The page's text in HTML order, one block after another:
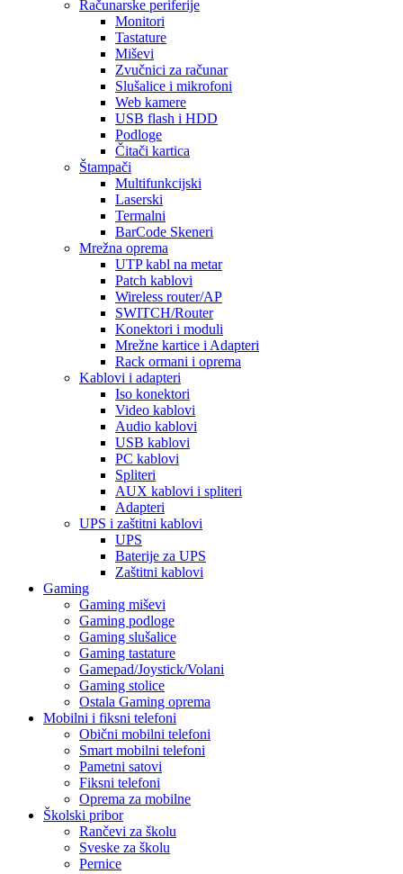
Računarske periferije
Monitori
Tastature
Miševi
Zvučnici za računar
Slušalice i mikrofoni
Web kamere
USB flash i HDD
Podloge
Čitači kartica
Štampači
Multifunkcijski
Laserski
Termalni
BarCode Skeneri
Mrežna oprema
UTP kabl na metar
Patch kablovi
Wireless router/AP
SWITCH/Router
Konektori i moduli
Mrežne kartice i Adapteri
Rack ormani i oprema
Kablovi i adapteri
Iso konektori
Video kablovi
Audio kablovi
USB kablovi
PC kablovi
Spliteri
AUX kablovi i spliteri
Adapteri
UPS i zaštitni kablovi
UPS
Baterije za UPS
Zaštitni kablovi
Gaming
Gaming miševi
Gaming podloge
Gaming slušalice
Gaming tastature
Gamepad/Joystick/Volani
Gaming stolice
Ostala Gaming oprema
Mobilni i fiksni telefoni
Obični mobilni telefoni
Smart mobilni telefoni
Pametni satovi
Fiksni telefoni
Oprema za mobilne
Školski pribor
Rančevi za školu
Sveske za školu
Pernice